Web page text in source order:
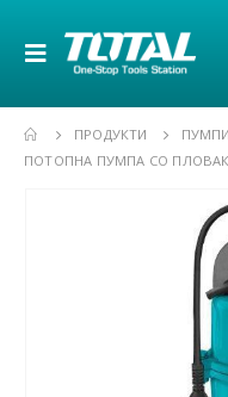
ПРОДУКТИ
ПОТОПНА ПУМПА СО ПЛОВАК